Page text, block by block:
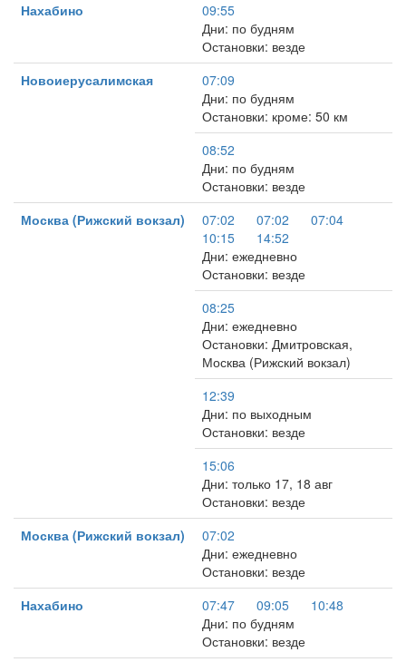
Нахабино
09:55
Дни: по будням
Остановки: везде
Новоиерусалимская
07:09
Дни: по будням
Остановки: кроме: 50 км
08:52
Дни: по будням
Остановки: везде
Москва (Рижский вокзал)
07:02 07:02
07:04
10:15
14:52
Дни: ежедневно
Остановки: везде
08:25
Дни: ежедневно
Остановки: Дмитровская,
Москва (Рижский вокзал)
12:39
Дни: по выходным
Остановки: везде
15:06
Дни: только 17, 18 авг
Остановки: везде
Москва (Рижский вокзал)
07:02
Дни: ежедневно
Остановки: везде
Нахабино
07:47 09:05
10:48
Дни: по будням
Остановки: везде